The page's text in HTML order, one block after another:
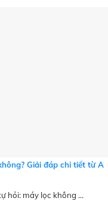
Giải đáp chi tiết từ A
hỏi: máy lọc không ...